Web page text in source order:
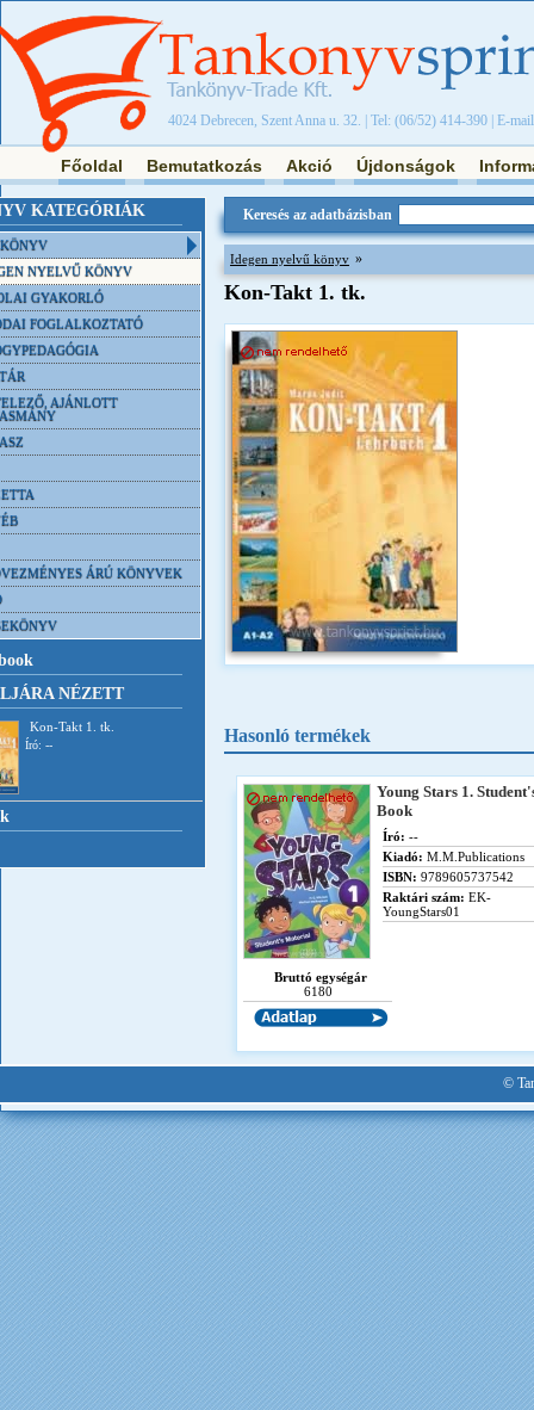
4024 Debrecen, Szent Anna u. 32. | Tel: (06/52) 414-390 | E-
Főoldal Bemutatkozás Akció Újdonságok
KATEGÓRIÁK
NYELVŰ KÖNYV
GYAKORLÓ
FOGLALKOZTATÓ
AJÁNLOTT
ÁRÚ KÖNYVEK
NÉZETT
Kon-Takt 1. tk.
Író: --
Keresés az adatbázisban
Idegen nyelvű könyv »
Kon-Takt 1. tk.
Hasonló termékek
Young Stars 1.
Book
Író: --
Kiadó: M.M.Publications
ISBN: 9789605737542
Raktári szám: EK-
YoungStars01
Bruttó egységár
6180
©